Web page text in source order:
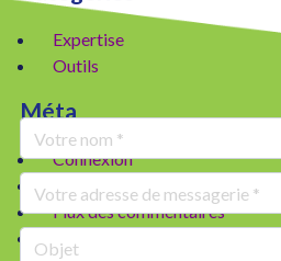
Expertise
Outils
Méta
Connexion
Flux des publications
Flux des commentaires